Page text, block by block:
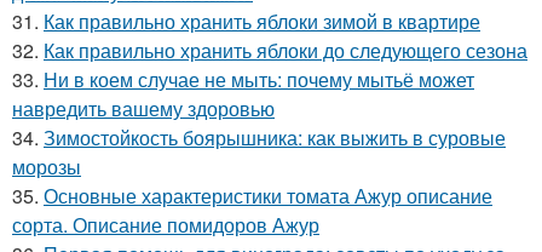
31. Как правильно хранить яблоки зимой в квартире
32. Как правильно хранить яблоки до следующего сезона
33. Ни в коем случае не мыть: почему мытьё может
навредить вашему здоровью
34. Зимостойкость боярышника: как выжить в суровые
морозы
35. Основные характеристики томата Ажур описание
сорта. Описание помидоров Ажур